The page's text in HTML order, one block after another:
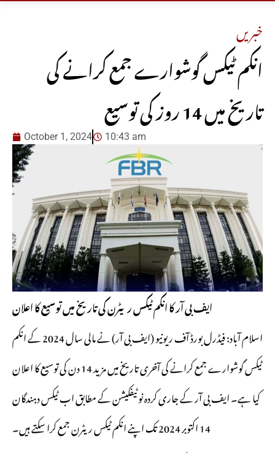
خبریں
انکم ٹیکس گوشوارے جمع کرانے کی
تاریخ میں 14 روز کی توسیع
October 1, 2024 10:43 am
ایف بی آر کا انکم ٹیکس ریٹرن کی تاریخ میں توسیع کا اعلان
اسلام آباد: فیڈرل بورڈ آف ریونیو (ایف بی آر) نے مالی سال 2024 کے انکم
ٹیکس گوشوارے جمع کرانے کی آخری تاریخ میں مزید 14 دن کی توسیع کا اعلان
کیا ہے۔ ایف بی آر کے جاری کردہ نوٹیفکیشن کے مطابق اب ٹیکس دہندگان
14 اکتوبر 2024 تک اپنے انکم ٹیکس ریٹرن جمع کرا سکتے ہیں۔